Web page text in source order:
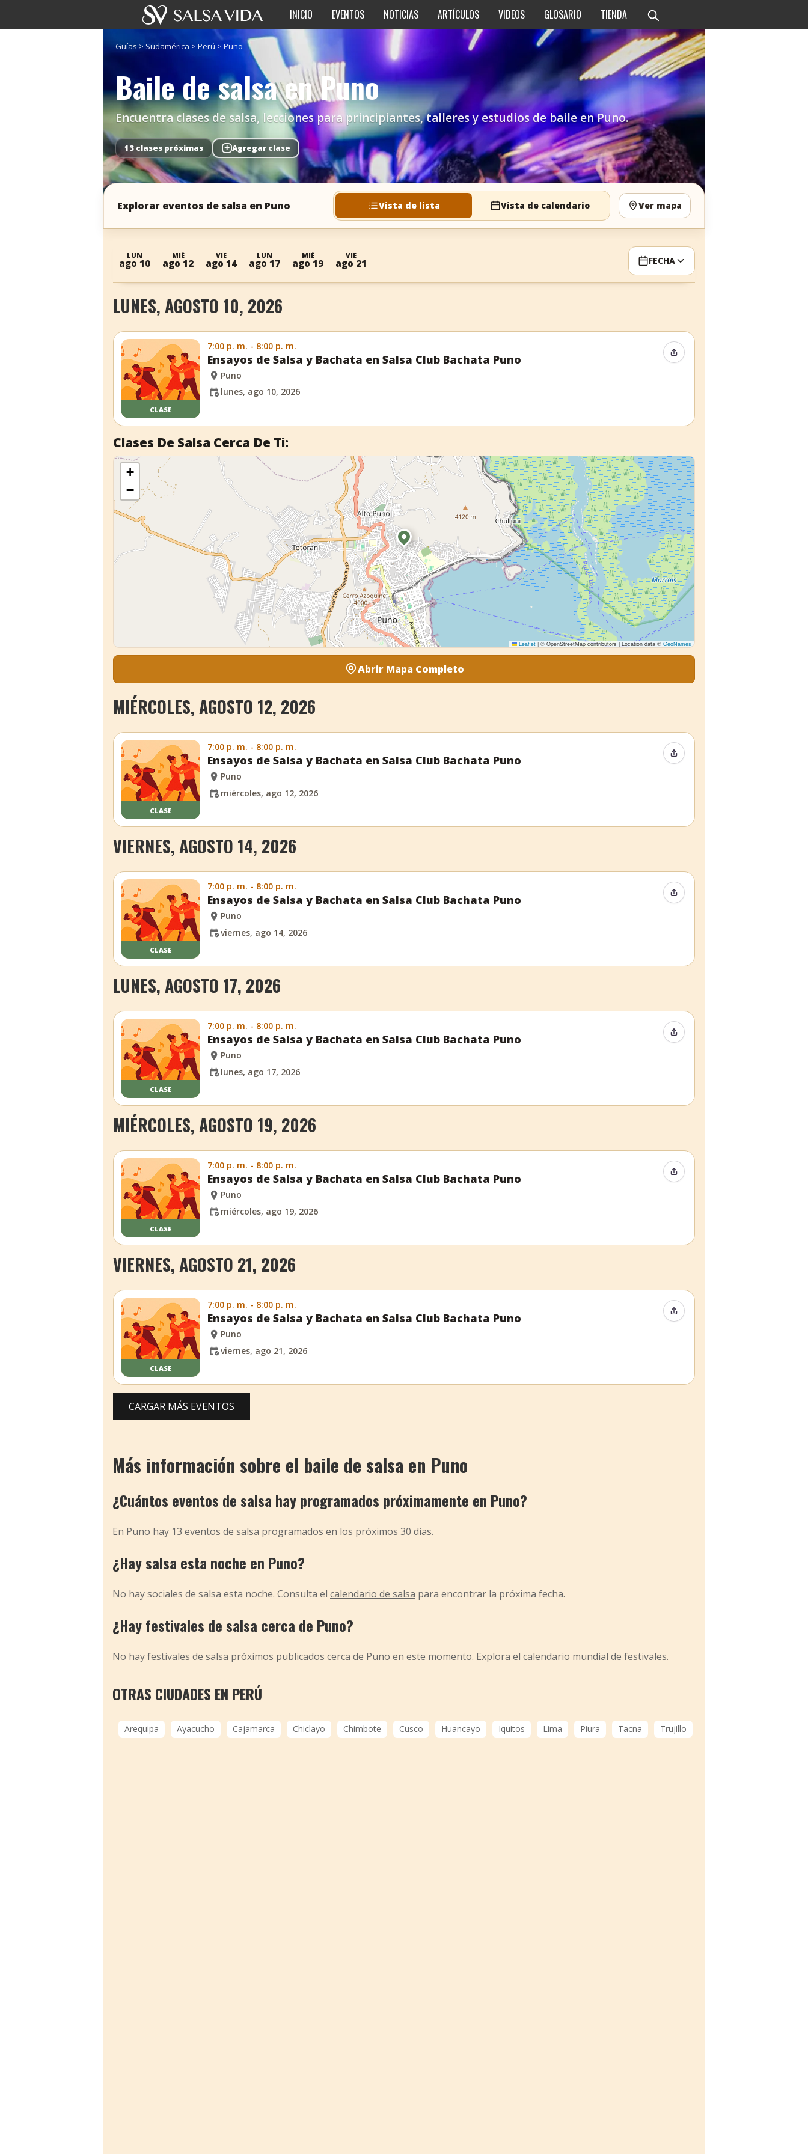
INICIO EVENTOS NOTICIAS ARTÍCULOS VIDEOS GLOSARIO TIENDA
Guías >Sudamérica > Perú > Puno
Baile de salsa en Puno
Encuentra clases de salsa, lecciones para principiantes, talleres y estudios de baile en Puno.
13 clases próximas + Agregar clase
Explorar eventos de salsa en Puno Vista de lista Vista de calendario Ver mapa
LUN
ago 10
MIÉ
ago 12
VIE
ago 14
LUN
ago 17
MIÉ
ago 19
VIE
ago 21 FECHA
LUNES, AGOSTO 10, 2026
CLASE
7:00 p. m. - 8:00 p. m.
Ensayos de Salsa y Bachata en Salsa Club Bachata Puno
Puno
lunes, ago 10, 2026
Compartir evento
Clases De Salsa Cerca De Ti:
+
−
Leaflet |© OpenStreetMap contributors | Location data ©GeoNames
Abrir Mapa Completo
MIÉRCOLES, AGOSTO 12, 2026
CLASE
7:00 p. m. - 8:00 p. m.
Ensayos de Salsa y Bachata en Salsa Club Bachata Puno
Puno
miércoles, ago 12, 2026
Compartir evento
VIERNES, AGOSTO 14, 2026
CLASE
7:00 p. m. - 8:00 p. m.
Ensayos de Salsa y Bachata en Salsa Club Bachata Puno
Puno
viernes, ago 14, 2026
Compartir evento
LUNES, AGOSTO 17, 2026
CLASE
7:00 p. m. - 8:00 p. m.
Ensayos de Salsa y Bachata en Salsa Club Bachata Puno
Puno
lunes, ago 17, 2026
Compartir evento
MIÉRCOLES, AGOSTO 19, 2026
CLASE
7:00 p. m. - 8:00 p. m.
Ensayos de Salsa y Bachata en Salsa Club Bachata Puno
Puno
miércoles, ago 19, 2026
Compartir evento
VIERNES, AGOSTO 21, 2026
CLASE
7:00 p. m. - 8:00 p. m.
Ensayos de Salsa y Bachata en Salsa Club Bachata Puno
Puno
viernes, ago 21, 2026
Compartir evento
CARGAR MÁS EVENTOS
Más información sobre el baile de salsa en Puno
¿Cuántos eventos de salsa hay programados próximamente en Puno?
En Puno hay 13 eventos de salsa programados en los próximos 30 días.
¿Hay salsa esta noche en Puno?
No hay sociales de salsa esta noche. Consulta el calendario de salsa para encontrar la próxima fecha.
¿Hay festivales de salsa cerca de Puno?
No hay festivales de salsa próximos publicados cerca de Puno en este momento. Explora el calendario mundial de festivales.
OTRAS CIUDADES EN PERÚ
Arequipa Ayacucho Cajamarca Chiclayo Chimbote Cusco Huancayo Iquitos Lima Piura Tacna Trujillo